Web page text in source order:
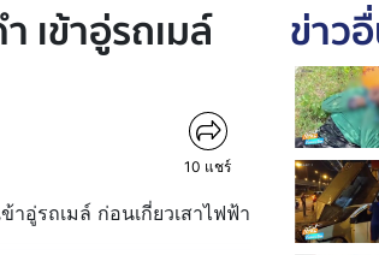
เข้าอู่รถเมล์
10 แชร์
อู่รถเมล์ ก่อนเกี่ยวเสาไฟฟ้า
ข่าว